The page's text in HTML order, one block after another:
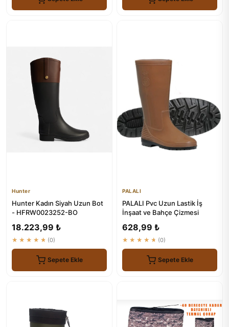
Hunter
Hunter Kadın Siyah Uzun Bot
- HFRW0023252-BO
18.223,99 ₺
★★★★★ (0)
Sepete Ekle
PALALI
PALALI Pvc Uzun Lastik İş
İnşaat ve Bahçe Çizmesi
628,99 ₺
★★★★★ (0)
Sepete Ekle